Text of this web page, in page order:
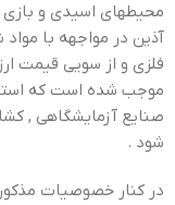
محیطهای اسیدی و
آذین در مواجهه با
فلزی و از سویی قیمت
موجب شده است که
صنایع آزمایشگاهی ,
شود .
در کنار خصوصیات